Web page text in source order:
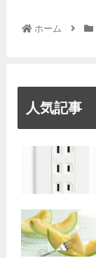
ホーム
人気記事